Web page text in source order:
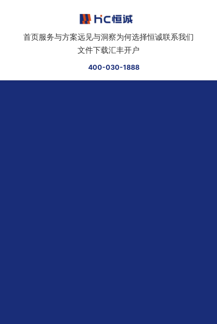
首页服务与方案远见与洞察为何选择恒诚联系我们
文件下载汇丰开户
400-030-1888